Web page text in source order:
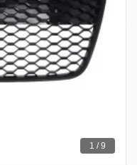
1 / 9